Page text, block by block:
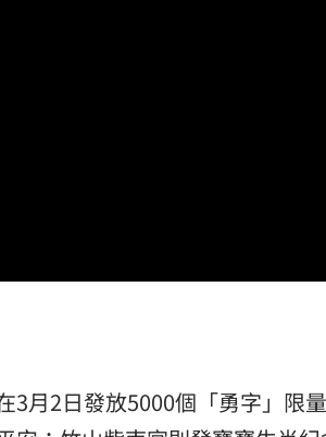
3月2日發放5000個「勇字」限